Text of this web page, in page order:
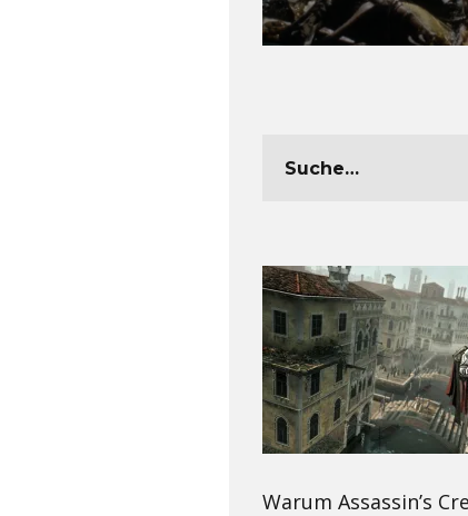
Warum Assassin’s